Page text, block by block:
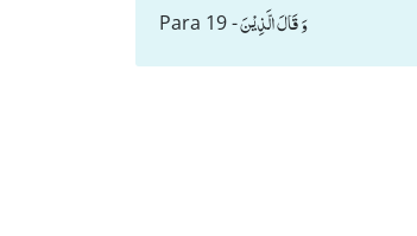
Para 19 -وَ قَالَ الَّذِیْنَ